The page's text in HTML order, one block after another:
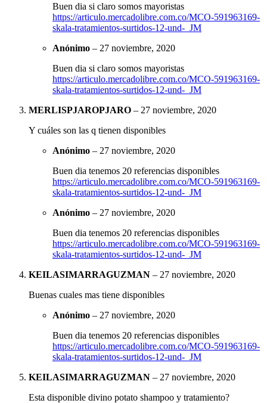
Buen dia si claro somos mayoristas
https://articulo.mercadolibre.com.co/MCO-591963169-
skala-tratamientos-surtidos-12-und-_JM
Anónimo – 27 noviembre, 2020
Buen dia si claro somos mayoristas
https://articulo.mercadolibre.com.co/MCO-591963169-
skala-tratamientos-surtidos-12-und-_JM
MERLISPJAROPJARO – 27 noviembre, 2020
Y cuáles son las q tienen disponibles
Anónimo – 27 noviembre, 2020
Buen dia tenemos 20 referencias disponibles
https://articulo.mercadolibre.com.co/MCO-591963169-
skala-tratamientos-surtidos-12-und-_JM
Anónimo – 27 noviembre, 2020
Buen dia tenemos 20 referencias disponibles
https://articulo.mercadolibre.com.co/MCO-591963169-
skala-tratamientos-surtidos-12-und-_JM
KEILASIMARRAGUZMAN – 27 noviembre, 2020
Buenas cuales mas tiene disponibles
Anónimo – 27 noviembre, 2020
Buen dia tenemos 20 referencias disponibles
https://articulo.mercadolibre.com.co/MCO-591963169-
skala-tratamientos-surtidos-12-und-_JM
KEILASIMARRAGUZMAN – 27 noviembre, 2020
Esta disponible divino potato shampoo y tratamiento?